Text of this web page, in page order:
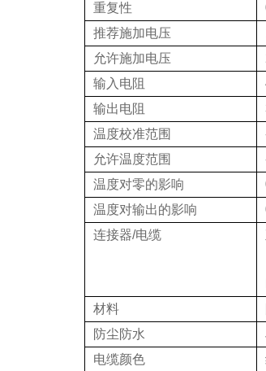
重复性
推荐施加电压
允许施加电压
输入电阻
输出电阻
温度校准范围
允许温度范围
温度对零的影响
温度对输出的影响
连接器/电缆
材料
防尘防水
电缆颜色